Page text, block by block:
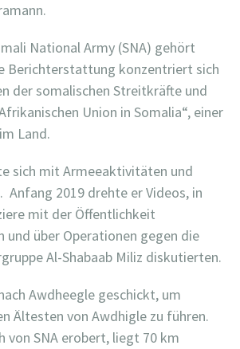
National Army (SNA) gehört
Berichterstattung konzentriert sich
der somalischen Streitkräfte und
Union in Somalia“, einer
Land.
sich mit Armeeaktivitäten und
Anfang 2019 drehte er Videos, in
mit der Öffentlichkeit
und über Operationen gegen die
Al-Shabaab Miliz diskutierten.
Awdheegle geschickt, um
Ältesten von Awdhigle zu führen.
von SNA erobert, liegt 70 km